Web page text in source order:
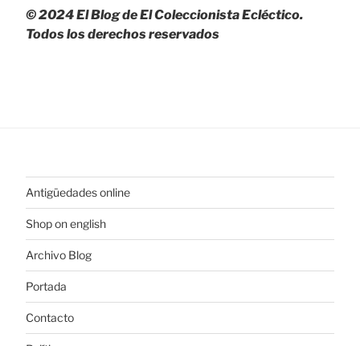
© 2024 El Blog de El Coleccionista Ecléctico.
Todos los derechos reservados
Antigüedades online
Shop on english
Archivo Blog
Portada
Contacto